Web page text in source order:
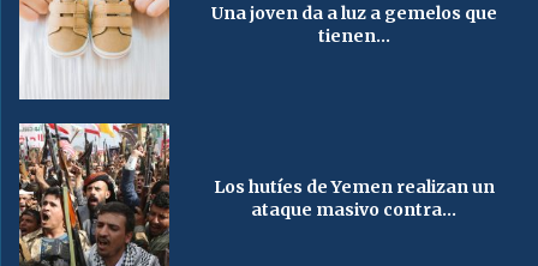
Una joven da a luz a gemelos que
tienen...
Los hutíes de Yemen realizan un
ataque masivo contra...